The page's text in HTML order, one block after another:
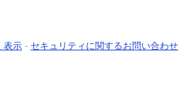
表示 - セキュリティに関するお問い合わせ